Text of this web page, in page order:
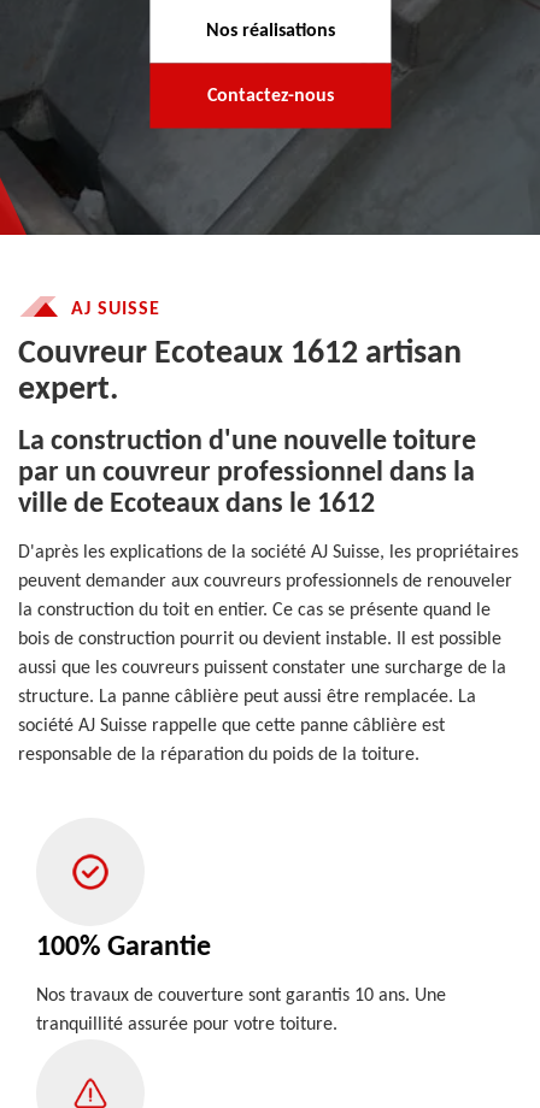
Nos réalisations
Contactez-nous
AJ SUISSE
Couvreur Ecoteaux 1612 artisan
expert.
La construction d'une nouvelle toiture
par un couvreur professionnel dans la
ville de Ecoteaux dans le 1612
D'après les explications de la société AJ Suisse, les propriétaires
peuvent demander aux couvreurs professionnels de renouveler
la construction du toit en entier. Ce cas se présente quand le
bois de construction pourrit ou devient instable. Il est possible
aussi que les couvreurs puissent constater une surcharge de la
structure. La panne câblière peut aussi être remplacée. La
société AJ Suisse rappelle que cette panne câblière est
responsable de la réparation du poids de la toiture.
100% Garantie
Nos travaux de couverture sont garantis 10 ans. Une
tranquillité assurée pour votre toiture.